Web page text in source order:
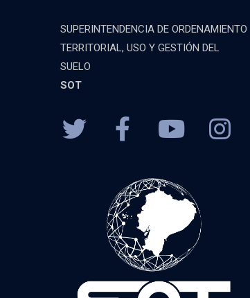
SUPERINTENDENCIA DE ORDENAMIENTO
TERRITORIAL, USO Y GESTIÓN DEL
SUELO
SOT